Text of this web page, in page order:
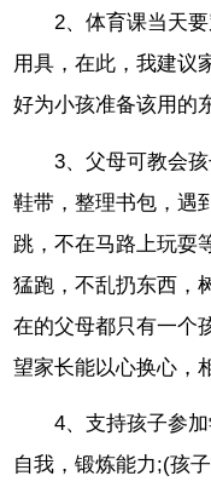
2、体育课当天
用具，在此，我建议
好为小孩准备该用的
3、父母可教会
鞋带，整理书包，遇
跳，不在马路上玩耍
猛跑，不乱扔东西，
在的父母都只有一个
望家长能以心换心，
4、支持孩子参
自我，锻炼能力;(孩